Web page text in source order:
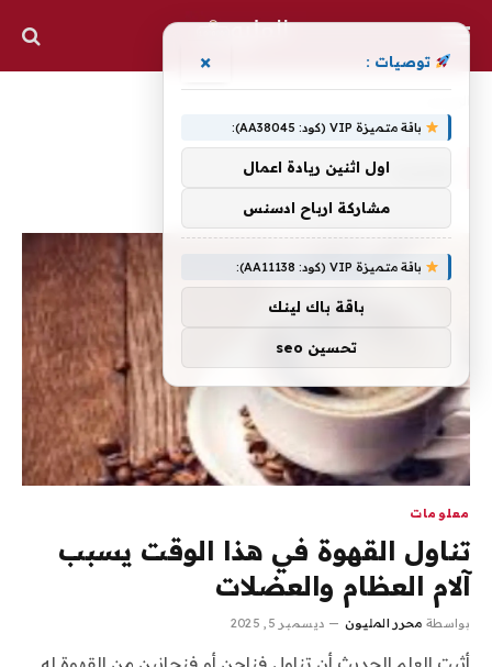
معلومات
تناول القهوة في هذا الوقت يسبب
آلام العظام والعضلات
بواسطة محرر المليون ديسمبر 5, 2025
أثبت العلم الحديث أن تناول فناجن أو فنجانين من القهوة له
توصيات : ×
باقة متميزة VIP (كود: AA38045):
اول اثنين ريادة اعمال
مشاركة ارباح ادسنس
باقة متميزة VIP (كود: AA11138):
باقة باك لينك
تحسين seo